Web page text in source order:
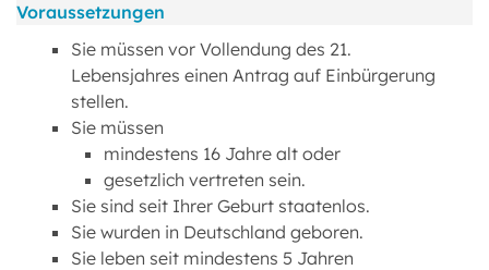
Voraussetzungen
Sie müssen vor Vollendung des 21.
Lebensjahres einen Antrag auf Einbürgerung
stellen.
Sie müssen
mindestens 16 Jahre alt oder
gesetzlich vertreten sein.
Sie sind seit Ihrer Geburt staatenlos.
Sie wurden in Deutschland geboren.
Sie leben seit mindestens 5 Jahren